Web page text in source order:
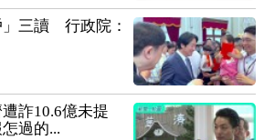
三讀 行政院：
詐10.6億未提
過的...